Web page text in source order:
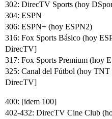
302: DirecTV Sports (hoy
304: ESPN
306: ESPN+ (hoy ESPN2)
316: Fox Sports Básico (hoy
DirecTV]
317: Fox Sports Premium (hoy
325: Canal del Fútbol (hoy TNT
DirecTV]
400: [idem 100]
402-432: DirecTV Cine Club